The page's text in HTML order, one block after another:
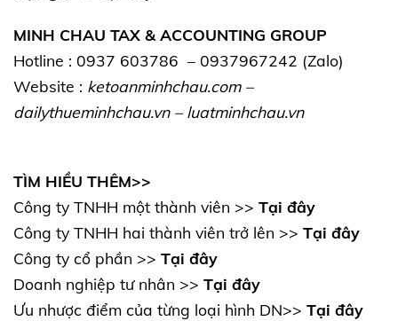
MINH CHAU TAX & ACCOUNTING GROUP
Hotline : 0937 603786 – 0937967242 (Zalo)
Website : ketoanminhchau.com–
dailythueminhchau.vn– luatminhchau.vn
TÌM HIỀU THÊM>>
Công ty TNHH một thành viên >> Tại đây
Công ty TNHH hai thành viên trở lên >> Tại đây
Công ty cổ phần >> Tại đây
Doanh nghiệp tư nhân >> Tại đây
Ưu nhược điểm của từng loại hình DN>> Tại đây